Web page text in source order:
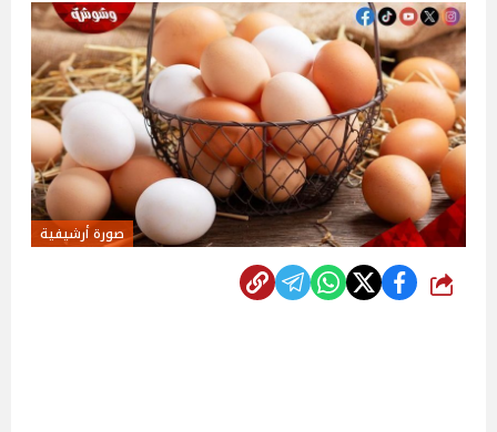
صورة أرشيفية
شارك